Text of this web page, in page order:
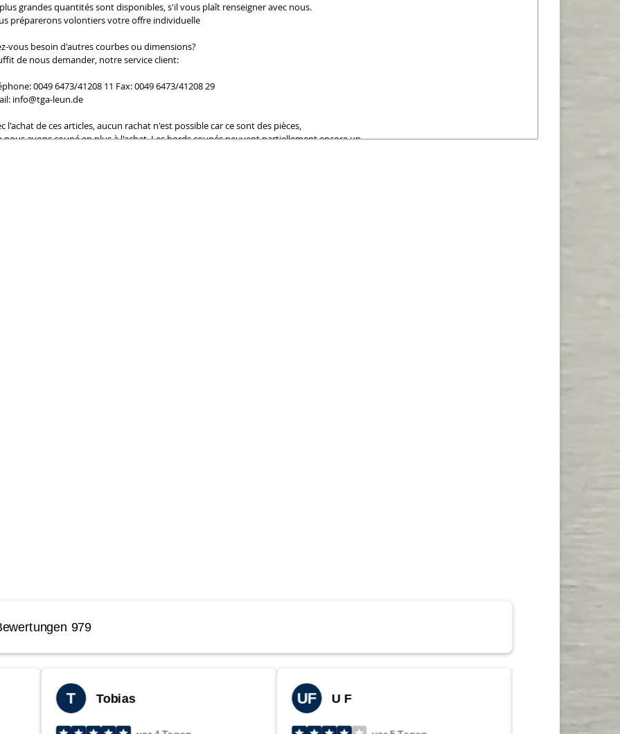
grandes quantités sont disponibles, s'il vous plaît renseigner avec nous.
préparerons volontiers votre offre individuelle
vous besoin d'autres courbes ou dimensions?
de nous demander, notre service client:
0049 6473/41208 11 Fax: 0049 6473/41208 29
info@tga-leun.de
l'achat de ces articles, aucun rachat n'est possible car ce sont des pièces,
nous avons coupé en plus à l'achat. Les bords coupés peuvent partiellement encore un